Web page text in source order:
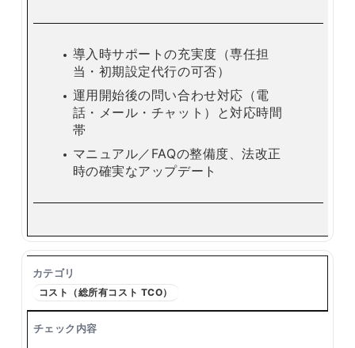
導入時サポートの充実度（専任担
当・初期設定代行の可否）
運用開始後の問い合わせ対応（電
話・メール・チャット）と対応時間
帯
マニュアル／FAQの整備度、法改正
時の確実なアップデート
コスト（総所有コスト TCO）